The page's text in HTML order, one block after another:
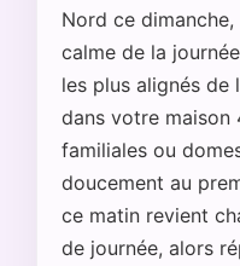
Nord ce
calme de la
les plus alignés de
dans votre maison
familiales ou
doucement au
ce matin revient
de journée, alors